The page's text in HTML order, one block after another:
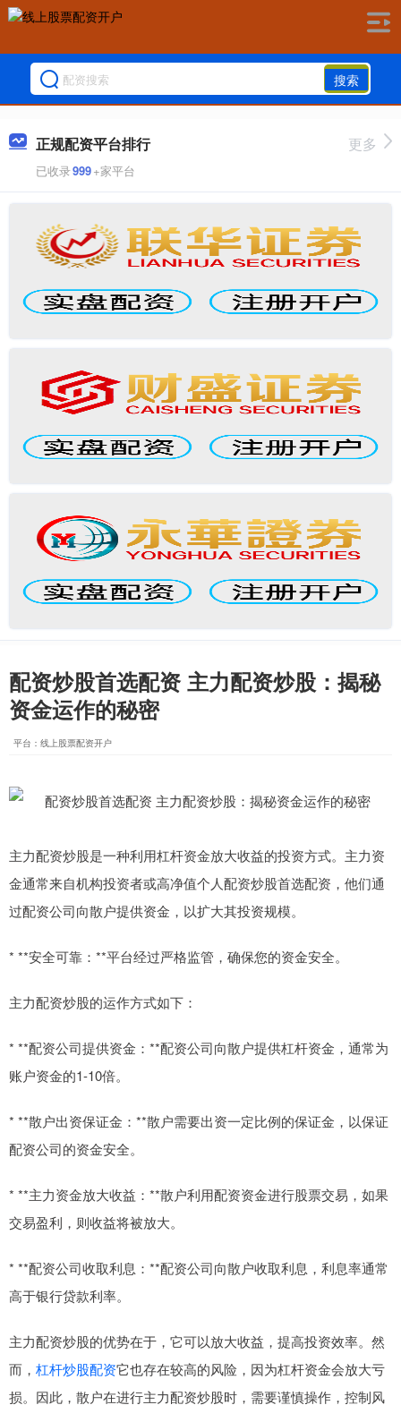
搜索
正规配资平台排行
已收录999+家平台
更多
配资炒股首选配资 主力配资炒股：揭秘
资金运作的秘密
平台：线上股票配资开户
主力配资炒股是一种利用杠杆资金放大收益的投资方式。主力资
金通常来自机构投资者或高净值个人配资炒股首选配资，他们通
过配资公司向散户提供资金，以扩大其投资规模。
* **安全可靠：**平台经过严格监管，确保您的资金安全。
主力配资炒股的运作方式如下：
* **配资公司提供资金：**配资公司向散户提供杠杆资金，通常为
账户资金的1-10倍。
* **散户出资保证金：**散户需要出资一定比例的保证金，以保证
配资公司的资金安全。
* **主力资金放大收益：**散户利用配资资金进行股票交易，如果
交易盈利，则收益将被放大。
* **配资公司收取利息：**配资公司向散户收取利息，利息率通常
高于银行贷款利率。
主力配资炒股的优势在于，它可以放大收益，提高投资效率。然
而， 杠杆炒股配资它也存在较高的风险，因为杠杆资金会放大亏
损。因此，散户在进行主力配资炒股时，需要谨慎操作，控制风